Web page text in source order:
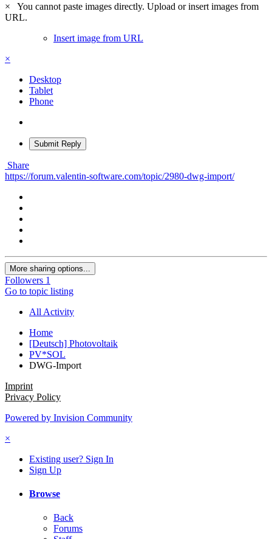
×
You cannot paste images directly. Upload or insert images from
URL.
Insert image from URL
×
Desktop
Tablet
Phone
Submit Reply
Share
https://forum.valentin-software.com/topic/2980-dwg-import/
More sharing options...
Followers 1
Go to topic listing
All Activity
Home
[Deutsch] Photovoltaik
PV*SOL
DWG-Import
Imprint
Privacy Policy
Powered by Invision Community
×
Existing user? Sign In
Sign Up
Browse
Back
Forums